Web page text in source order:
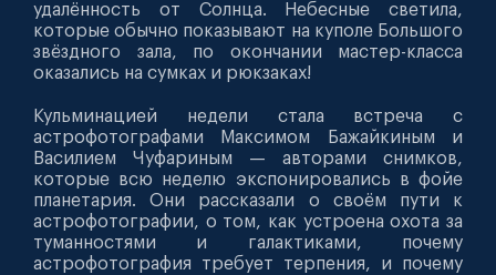
удалённость от Солнца. Небесные светила,
которые обычно показывают на куполе Большого
звёздного зала, по окончании мастер-класса
оказались на сумках и рюкзаках!
Кульминацией недели стала встреча с
астрофотографами Максимом Бажайкиным и
Василием Чуфариным — авторами снимков,
которые всю неделю экспонировались в фойе
планетария. Они рассказали о своём пути к
астрофотографии, о том, как устроена охота за
туманностями и галактиками, почему
астрофотография требует терпения, и почему